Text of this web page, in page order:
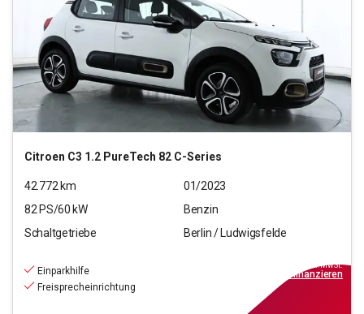
Citroen C3 1.2 PureTech 82 C-Series
42.772km
01/2023
82PS/60 kW
Benzin
Schaltgetriebe
Berlin / Ludwigsfelde
Einparkhilfe
Freisprecheinrichtung
inkl.MwSt.
finanzieren